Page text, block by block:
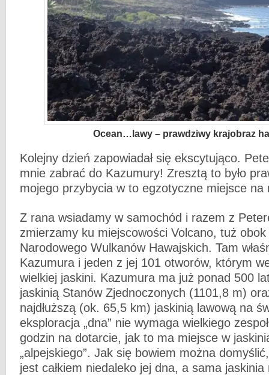
Ocean…lawy – prawdziwy krajobraz
Kolejny dzień zapowiadał się ekscytująco.
mnie zabrać do Kazumury! Zresztą to było
mojego przybycia w to egzotyczne miejsce na
Z rana wsiadamy w samochód i razem z
zmierzamy ku miejscowości Volcano, tuż
Narodowego Wulkanów Hawajskich. Tam
Kazumura i jeden z jej 101 otworów, którym
wielkiej jaskini. Kazumura ma już ponad 500
jaskinią Stanów Zjednoczonych (1101,8 m)
najdłuższą (ok. 65,5 km) jaskinią lawową na
eksploracja „dna” nie wymaga wielkiego
godzin na dotarcie, jak to ma miejsce w
„alpejskiego”. Jak się bowiem można
jest całkiem niedaleko jej dna, a sama